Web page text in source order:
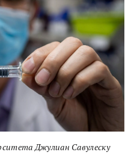
Джулиан Савулеску